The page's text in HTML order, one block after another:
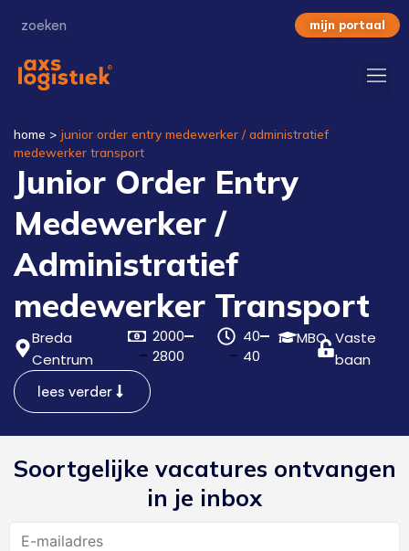
mijn portaal
home > junior order entry medewerker / administratief
medewerker transport
Junior Order Entry
Medewerker /
Administratief
medewerker Transport
Breda
Centrum
2000
2800
40
40
MBO Vaste
baan
lees verder
Soortgelijke vacatures ontvangen
in je inbox